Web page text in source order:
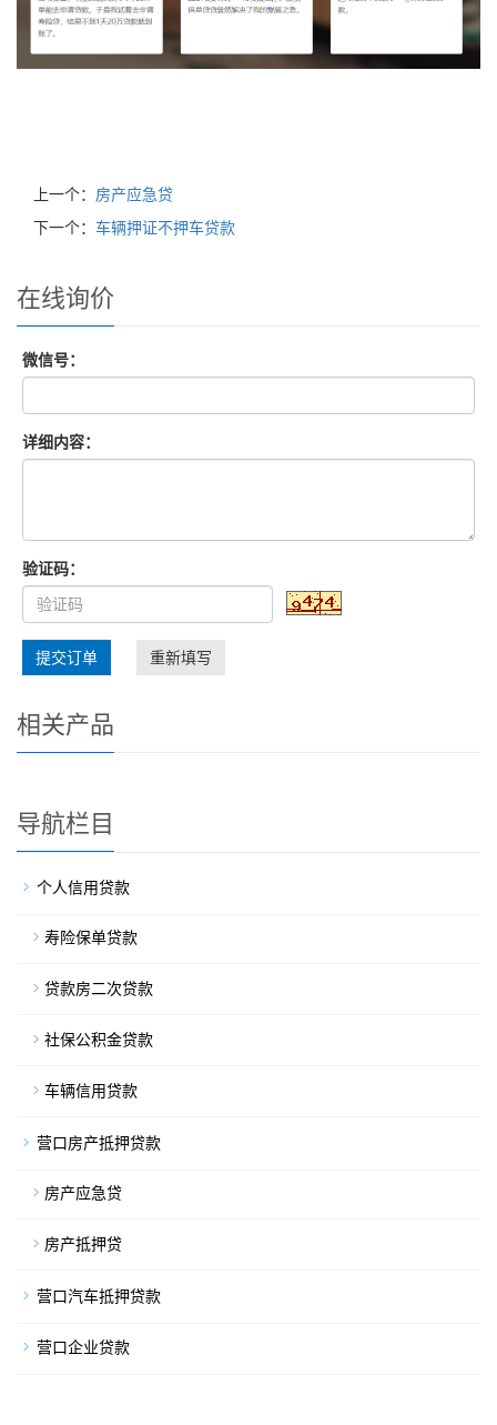
上一个： 房产应急贷
下一个： 车辆押证不押车贷款
在线询价
微信号：
详细内容：
验证码：
提交订单 重新填写
相关产品
导航栏目
个人信用贷款
寿险保单贷款
贷款房二次贷款
社保公积金贷款
车辆信用贷款
营口房产抵押贷款
房产应急贷
房产抵押贷
营口汽车抵押贷款
营口企业贷款